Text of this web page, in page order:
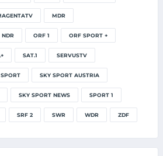
MDR
NDR ORF 1 ORF SPORT +
SAT.1 SERVUSTV
SKY SPORT AUSTRIA
SKY SPORT NEWS SPORT 1
SRF 2 SWR WDR ZDF